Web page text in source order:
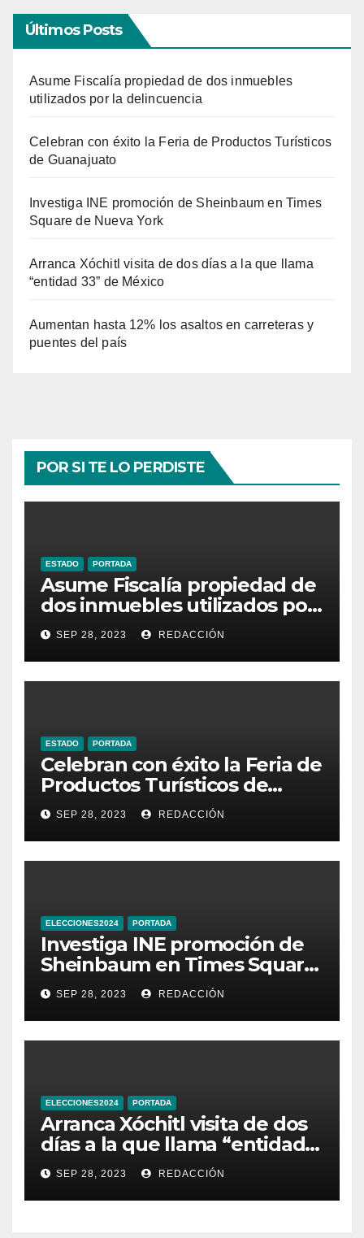
Últimos Posts
Asume Fiscalía propiedad de dos inmuebles
utilizados por la delincuencia
Celebran con éxito la Feria de Productos Turísticos
de Guanajuato
Investiga INE promoción de Sheinbaum en Times
Square de Nueva York
Arranca Xóchitl visita de dos días a la que llama
“entidad 33” de México
Aumentan hasta 12% los asaltos en carreteras y
puentes del país
POR SI TE LO PERDISTE
ESTADO PORTADA
Asume Fiscalía propiedad de
dos inmuebles utilizados por
la delincuencia
SEP 28, 2023 REDACCIÓN
ESTADO PORTADA
Celebran con éxito la Feria de
Productos Turísticos de
Guanajuato
SEP 28, 2023 REDACCIÓN
ELECCIONES2024 PORTADA
Investiga INE promoción de
Sheinbaum en Times Square
de Nueva York
SEP 28, 2023 REDACCIÓN
ELECCIONES2024 PORTADA
Arranca Xóchitl visita de dos
días a la que llama “entidad
33” de México
SEP 28, 2023 REDACCIÓN